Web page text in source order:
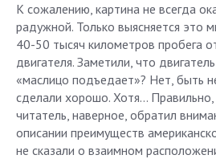
К сожалению, картина не всегда
радужной. Только выясняется это
40-50 тысяч километров пробега
двигателя. Заметили, что
«маслицо подъедает»? Нет, быть
сделали хорошо. Хотя...
читатель, наверное, обратил
описании преимуществ
не сказали о взаимном